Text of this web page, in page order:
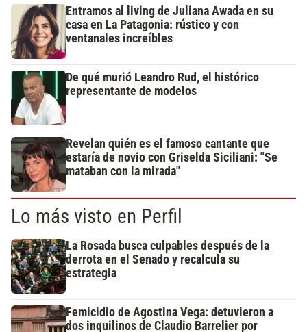
Entramos al living de Juliana Awada en su
casa en La Patagonia: rústico y con
ventanales increíbles
De qué murió Leandro Rud, el histórico
representante de modelos
Revelan quién es el famoso cantante que
estaría de novio con Griselda Siciliani: "Se
mataban con la mirada"
Lo más visto en Perfil
La Rosada busca culpables después de la
derrota en el Senado y recalcula su
estrategia
Femicidio de Agostina Vega: detuvieron a
dos inquilinos de Claudio Barrelier por